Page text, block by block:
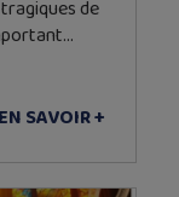
de
EN SAVOIR +